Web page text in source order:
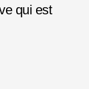
qui est